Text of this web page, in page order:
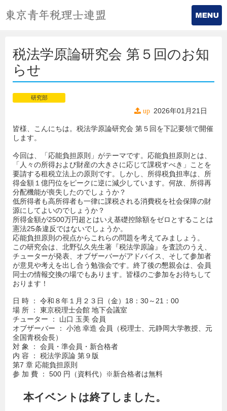
税法学原論研究会 第５回のお知
らせ
研究部
up 2026年01月21日
皆様、こんにちは。税法学原論研究会 第５回を下記要領で開催
します。
今回は、「応能負担原則」がテーマです。応能負担原則とは、
「人々の所得および財産の大きさに応じて課税すべき」ことを
要請する租税立法上の原則です。しかし、所得税負担率は、所
得金額１億円位をピークに逆に減少しています。何故、所得再
分配機能が喪失したのでしょうか？
低所得者も高所得者も一律に課税される消費税を社会保障の財
源にしてよいのでしょうか？
所得金額が2500万円超とはいえ基礎控除額をゼロとすることは
憲法25条違反ではないでしょうか。
応能負担原則の視点からこれらの問題を考えてみましょう。
この研究会は、北野弘久先生著『税法学原論』を査読のうえ、
チューターが発表、オブザーバーがアドバイス、そして参加者
が意見や考えを出し合う勉強会です。終了後の懇親会は、会員
同士の情報交換の場でもあります。皆様のご参加をお待ちして
おります！
日 時 ： 令和８年１月２３日（金）18：30～21：00
場 所 ： 東京税理士会館 地下会議室
チューター ： 山口 玉美 会員
オブザーバー ： 小池 幸造 会員（税理士、元静岡大学教授、元
全国青税会長）
対 象 ： 会員・準会員・新合格者
内 容 ： 税法学原論 第９版
第7 章 応能負担原則
参 加 費 ： 500 円（資料代）※新合格者は無料
本イベントは終了しました。